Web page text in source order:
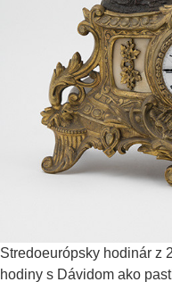
Stredoeurópsky hodinár z
hodiny s Dávidom ako